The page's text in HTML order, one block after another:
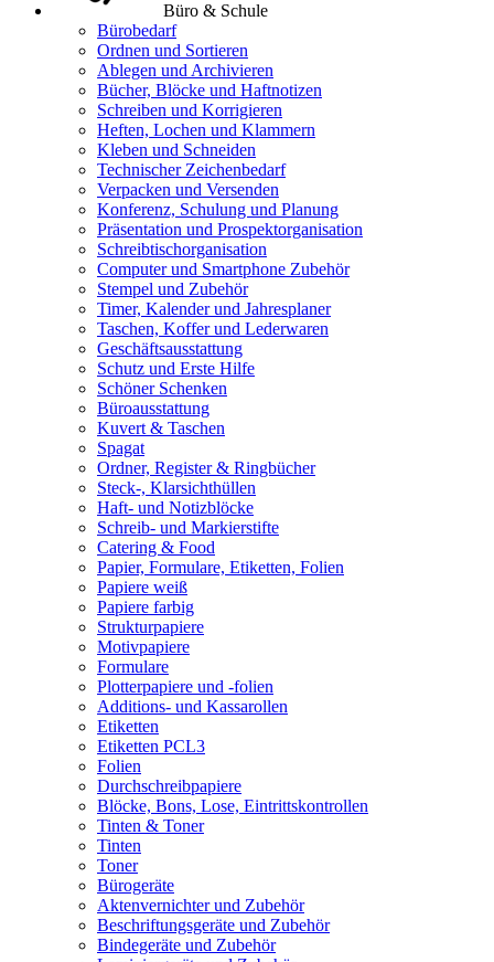
Büro & Schule
Bürobedarf
Ordnen und Sortieren
Ablegen und Archivieren
Bücher, Blöcke und Haftnotizen
Schreiben und Korrigieren
Heften, Lochen und Klammern
Kleben und Schneiden
Technischer Zeichenbedarf
Verpacken und Versenden
Konferenz, Schulung und Planung
Präsentation und Prospektorganisation
Schreibtischorganisation
Computer und Smartphone Zubehör
Stempel und Zubehör
Timer, Kalender und Jahresplaner
Taschen, Koffer und Lederwaren
Geschäftsausstattung
Schutz und Erste Hilfe
Schöner Schenken
Büroausstattung
Kuvert & Taschen
Spagat
Ordner, Register & Ringbücher
Steck-, Klarsichthüllen
Haft- und Notizblöcke
Schreib- und Markierstifte
Catering & Food
Papier, Formulare, Etiketten, Folien
Papiere weiß
Papiere farbig
Strukturpapiere
Motivpapiere
Formulare
Plotterpapiere und -folien
Additions- und Kassarollen
Etiketten
Etiketten PCL3
Folien
Durchschreibpapiere
Blöcke, Bons, Lose, Eintrittskontrollen
Tinten & Toner
Tinten
Toner
Bürogeräte
Aktenvernichter und Zubehör
Beschriftungsgeräte und Zubehör
Bindegeräte und Zubehör